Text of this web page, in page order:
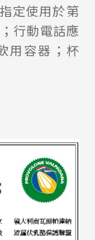
定使用於第
行動電話應
用容器；杯